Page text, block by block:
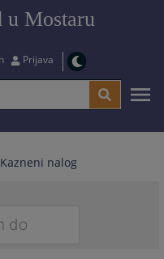
u Mostaru
Prijava
Kazneni nalog